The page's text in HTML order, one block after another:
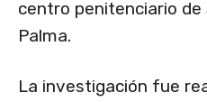
centro penitenciario de
Palma.
La investigación fue